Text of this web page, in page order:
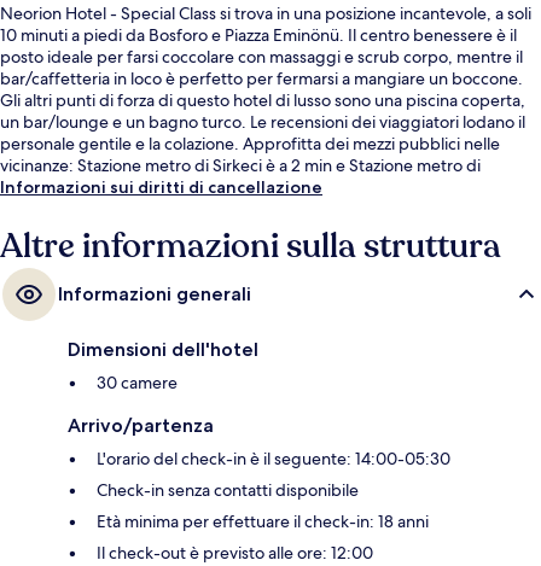
Neorion Hotel - Special Class si trova in una posizione incantevole, a soli
10 minuti a piedi da Bosforo e Piazza Eminönü. Il centro benessere è il
posto ideale per farsi coccolare con massaggi e scrub corpo, mentre il
bar/caffetteria in loco è perfetto per fermarsi a mangiare un boccone.
Gli altri punti di forza di questo hotel di lusso sono una piscina coperta,
un bar/lounge e un bagno turco. Le recensioni dei viaggiatori lodano il
personale gentile e la colazione. Approfitta dei mezzi pubblici nelle
vicinanze: Stazione metro di Sirkeci è a 2 min e Stazione metro di
Gulhane a 4 min a piedi.
Informazioni sui diritti di cancellazione
Altre informazioni sulla struttura
Informazioni generali
Dimensioni dell'hotel
30 camere
Arrivo/partenza
L'orario del check-in è il seguente: 14:00-05:30
Check-in senza contatti disponibile
Età minima per effettuare il check-in: 18 anni
Il check-out è previsto alle ore: 12:00